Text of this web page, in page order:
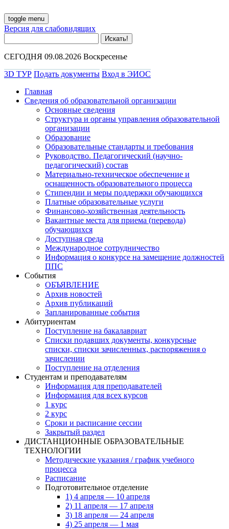
toggle menu
Версия для слабовидящих
СЕГОДНЯ 09.08.2026 Воскресенье
3D ТУР Подать документы Вход в ЭИОС
Главная
Сведения об образовательной организации
Основные сведения
Структура и органы управления образовательной
организации
Образование
Образовательные стандарты и требования
Руководство. Педагогический (научно-
педагогический) состав
Материально-техническое обеспечение и
оснащенность образовательного процесса
Стипендии и меры поддержки обучающихся
Платные образовательные услуги
Финансово-хозяйственная деятельность
Вакантные места для приема (перевода)
обучающихся
Доступная среда
Международное сотрудничество
Информация о конкурсе на замещение должностей
ППС
События
ОБЪЯВЛЕНИЕ
Архив новостей
Архив публикаций
Запланированные события
Абитуриентам
Поступление на бакалавриат
Списки подавших документы, конкурсные
списки, списки зачисленных, распоряжения о
зачислении
Поступление на отделения
Студентам и преподавателям
Информация для преподавателей
Информация для всех курсов
1 курс
2 курс
Сроки и расписание сессии
Закрытый раздел
ДИСТАНЦИОННЫЕ ОБРАЗОВАТЕЛЬНЫЕ
ТЕХНОЛОГИИ
Методические указания / график учебного
процесса
Расписание
Подготовительное отделение
1) 4 апреля — 10 апреля
2) 11 апреля — 17 апреля
3) 18 апреля — 24 апреля
4) 25 апреля — 1 мая